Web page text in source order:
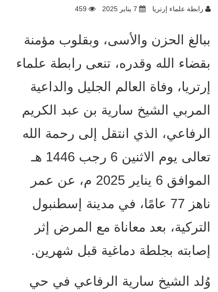
رابطة علماء إرتريا
ببالغ الحزن والأسى، وبقلوب مؤمنة
بقضاء الله وقدره، تنعى رابطة علماء
إرتريا، وفاة العالم الجليل والداعية
المربي الشيخ سارية بن عبد الكريم
الرفاعي، الذي انتقل إلى رحمة الله
تعالى يوم الاثنين 6 رجب 1446 هـ
الموافق 6 يناير 2025 م، عن عمر
ناهز 77 عامًا، في مدينة إسطنبول
التركية، بعد معاناة مع المرض إثر
إصابته بجلطة دماغية قبل شهرين.
وُلد الشيخ سارية الرفاعي في حي